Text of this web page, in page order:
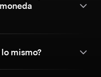
lo mismo?